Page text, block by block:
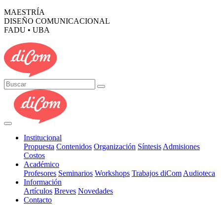
MAESTRÍA
DISEÑO COMUNICACIONAL
FADU • UBA
Institucional
Propuesta Contenidos Organización Síntesis Admisiones
Costos
Académico
Profesores Seminarios Workshops Trabajos diCom Audioteca
Información
Artículos Breves Novedades
Contacto